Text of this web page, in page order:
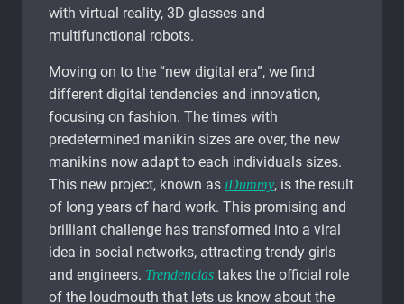
with virtual reality, 3D glasses and
multifunctional robots.
Moving on to the “new digital era”, we find
different digital tendencies and innovation,
focusing on fashion. The times with
predetermined manikin sizes are over, the new
manikins now adapt to each individuals sizes.
This new project, known as iDummy, is the result
of long years of hard work. This promising and
brilliant challenge has transformed into a viral
idea in social networks, attracting trendy girls
and engineers. Trendencias takes the official role
of the loudmouth that lets us know about the